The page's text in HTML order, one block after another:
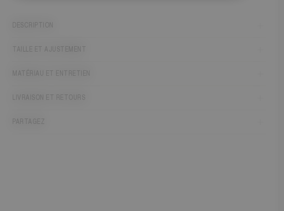
DESCRIPTION
TAILLE ET AJUSTEMENT
MATÉRIAU ET ENTRETIEN
LIVRAISON ET RETOURS
PARTAGEZ